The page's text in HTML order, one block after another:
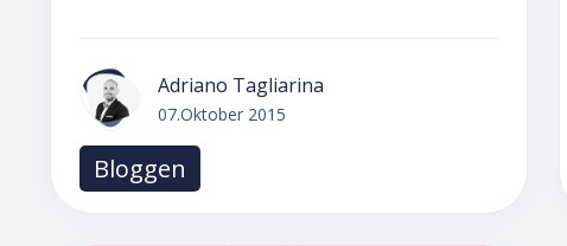
Adriano Tagliarina
07.Oktober 2015
Bloggen